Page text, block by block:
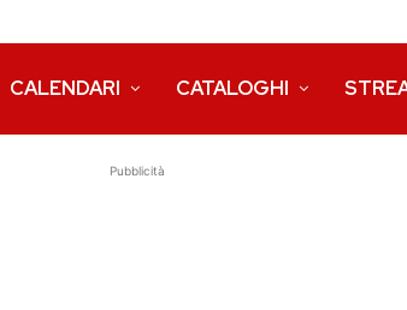
CALENDARI CATALOGHI
Pubblicità